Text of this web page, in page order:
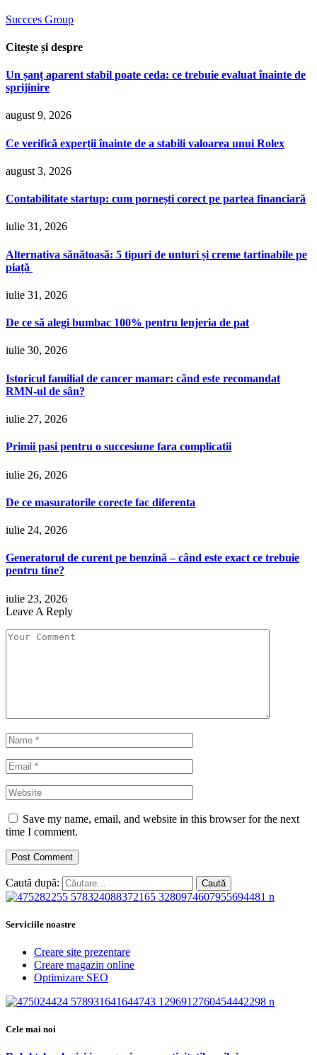
Succces Group
Citește și despre
Un șanț aparent stabil poate ceda: ce trebuie evaluat înainte de
sprijinire
august 9, 2026
Ce verifică experții înainte de a stabili valoarea unui Rolex
august 3, 2026
Contabilitate startup: cum pornești corect pe partea financiară
iulie 31, 2026
Alternativa sănătoasă: 5 tipuri de unturi și creme tartinabile pe
piață
iulie 31, 2026
De ce să alegi bumbac 100% pentru lenjeria de pat
iulie 30, 2026
Istoricul familial de cancer mamar: când este recomandat
RMN-ul de sân?
iulie 27, 2026
Primii pasi pentru o succesiune fara complicatii
iulie 26, 2026
De ce masuratorile corecte fac diferenta
iulie 24, 2026
Generatorul de curent pe benzină – când este exact ce trebuie
pentru tine?
iulie 23, 2026
Leave A Reply
Save my name, email, and website in this browser for the next
time I comment.
Caută după:
Serviciile noastre
Creare site prezentare
Creare magazin online
Optimizare SEO
Cele mai noi